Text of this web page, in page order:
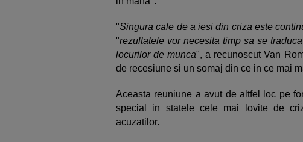
"Singura cale de a iesi din criza este
"rezultatele vor necesita timp sa se
locurilor de munca", a recunoscut Van
de recesiune si un somaj din ce in ce mai
Aceasta reuniune a avut de altfel loc pe
special in statele cele mai lovite de
acuzatilor.